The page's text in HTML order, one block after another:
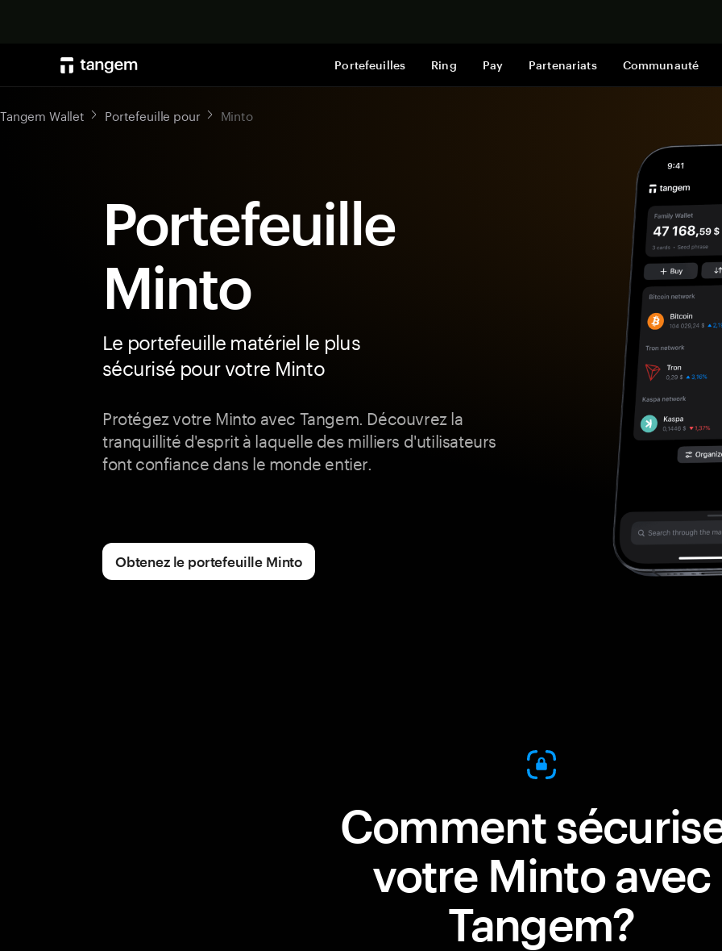
Portefeuilles Ring Pay Partenariats Communauté
Tangem Wallet Portefeuille pour Minto
Portefeuille
Minto
Le portefeuille matériel le plus
sécurisé pour votre Minto
Protégez votre Minto avec Tangem. Découvrez la
tranquillité d'esprit à laquelle des milliers d'utilisateurs
font confiance dans le monde entier.
Obtenez le portefeuille Minto
Comment
votre Minto avec
Tangem?